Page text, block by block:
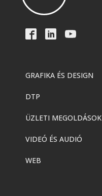
GRAFIKA ÉS DESIGN
DTP
ÜZLETI MEGOLDÁSOK
VIDEÓ ÉS AUDIÓ
WEB